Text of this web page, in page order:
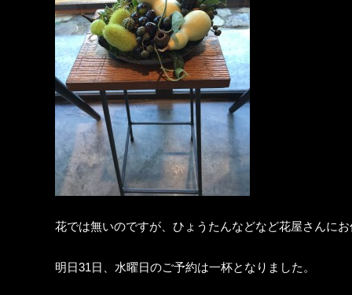
花では無いのですが、ひょうたんなどなど花屋さんに
明日31日、水曜日のご予約は一杯となりました。